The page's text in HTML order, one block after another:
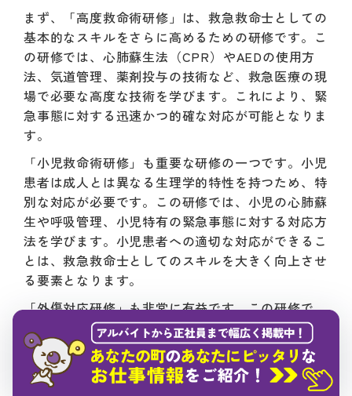
まず、「高度救命術研修」は、救急救命士としての
基本的なスキルをさらに高めるための研修です。こ
の研修では、心肺蘇生法（CPR）やAEDの使用方
法、気道管理、薬剤投与の技術など、救急医療の現
場で必要な高度な技術を学びます。これにより、緊
急事態に対する迅速かつ的確な対応が可能となりま
す。
「小児救命術研修」も重要な研修の一つです。小児
患者は成人とは異なる生理学的特性を持つため、特
別な対応が必要です。この研修では、小児の心肺蘇
生や呼吸管理、小児特有の緊急事態に対する対応方
法を学びます。小児患者への適切な対応ができるこ
とは、救急救命士としてのスキルを大きく向上させ
る要素となります。
「外傷対応研修」も非常に有益です。この研修で
は、外傷患者に対する初期治療の方法を学びます。
外傷評価や出血コントロール、骨折や脱臼の固定な
ど、外傷に関する知識と技術を習得します。外傷患
者は緊急性が高く、迅速かつ適切な対応が求められ